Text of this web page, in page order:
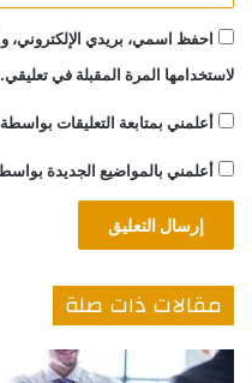
احفظ اسمي، بريدي الإلكتروني،
لاستخدامها المرة المقبلة في تعليقي.
أعلمني بمتابعة التعليقات بواسطة
أعلمني بالمواضيع الجديدة
مقالات ذات صلة